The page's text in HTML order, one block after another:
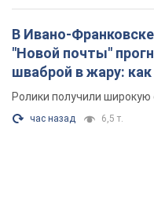
В Ивано-
"Новой почты"
шваброй в жару: как
Видео
Ролики получили широкую
час назад 6,5 т.